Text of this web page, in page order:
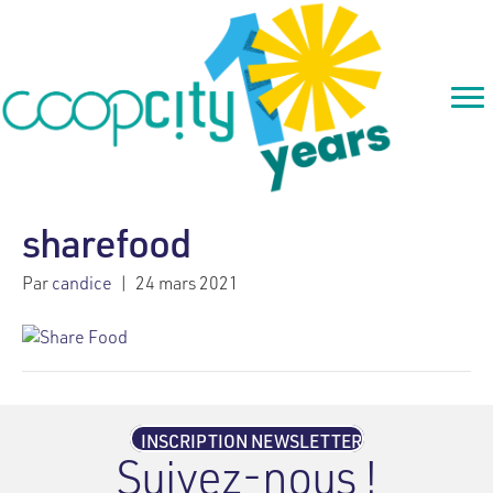
sharefood
Parcandice | 24 mars 2021
INSCRIPTION NEWSLETTER
Suivez-nous !